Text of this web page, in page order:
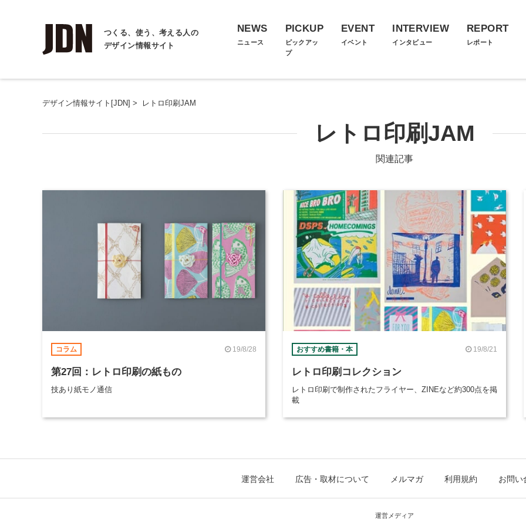
つくる、使う、考える人の
デザイン情報サイト
NEWS
ニュース
PICKUP
ピックアッ
プ
EVENT
イベント
INTERVIEW
インタビュー
REPORT
レポート
デザイン情報サイト[JDN] > レトロ印刷JAM
レトロ印刷JAM
関連記事
コラム 19/8/28
第27回：レトロ印刷の紙もの
技あり紙モノ通信
おすすめ書籍・本 19/8/21
レトロ印刷コレクション
レトロ印刷で制作されたフライヤー、ZINEなど約300点を掲
載
運営会社 広告・取材について メルマガ 利用規約 お問い
運営メディア